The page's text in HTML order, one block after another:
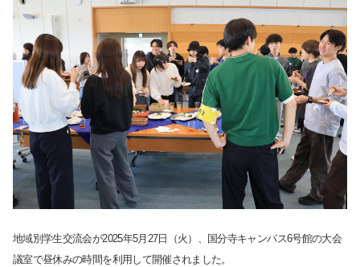
地域別学生交流会が2025年5月27日（火）、国分寺キャンパス6号館の大会
議室で昼休みの時間を利用して開催されました。